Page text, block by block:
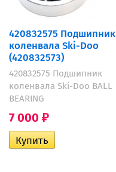
420832575 Подшипник
коленвала Ski-Doo
(420832573)
420832575 Подшипник
коленвала Ski-Doo BALL
BEARING
7 000 ₽